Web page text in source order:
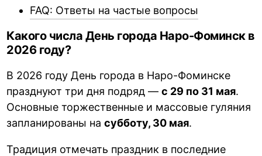
FAQ: Ответы на частые вопросы
Какого числа День города Наро-Фоминск в
2026 году?
В 2026 году День города в Наро-Фоминске
празднуют три дня подряд —с 29 по 31 мая.
Основные торжественные и массовые гуляния
запланированы насубботу, 30 мая.
Традиция отмечать праздник в последние